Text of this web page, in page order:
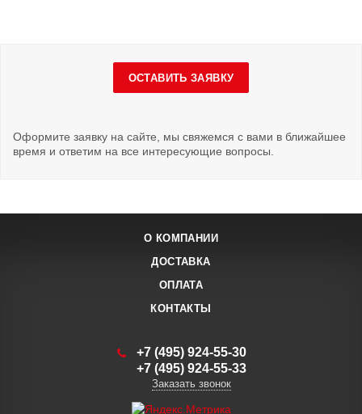
ОСТАВИТЬ ЗАЯВКУ
Оформите заявку на сайте, мы свяжемся с вами в ближайшее
время и ответим на все интересующие вопросы.
О КОМПАНИИ
ДОСТАВКА
ОПЛАТА
КОНТАКТЫ
+7 (495) 924-55-30
+7 (495) 924-55-33
Заказать звонок